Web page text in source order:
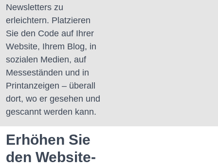
Newsletters zu
erleichtern. Platzieren
Sie den Code auf Ihrer
Website, Ihrem Blog, in
sozialen Medien, auf
Messeständen und in
Printanzeigen – überall
dort, wo er gesehen und
gescannt werden kann.
Erhöhen Sie
den Website-